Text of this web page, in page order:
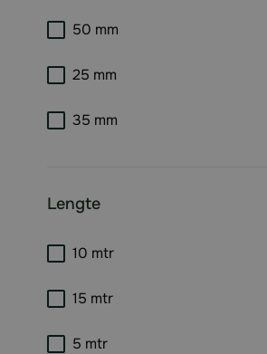
50 mm
25 mm
35 mm
Lengte
10 mtr
15 mtr
5 mtr